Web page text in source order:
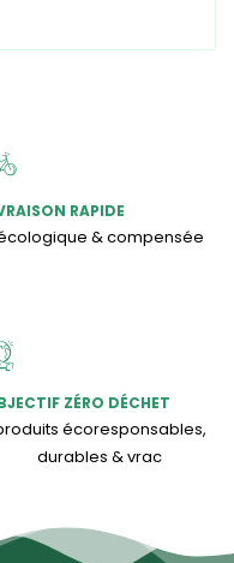
RAPIDE
& compensée
ZÉRO DÉCHET
écoresponsables,
durables & vrac